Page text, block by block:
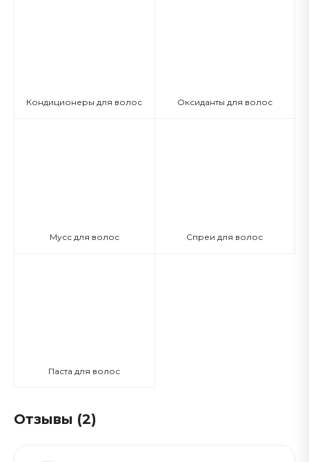
Кондиционеры для волос Оксиданты для волос
Мусс для волос Спреи для волос
Паста для волос
Отзывы (2)